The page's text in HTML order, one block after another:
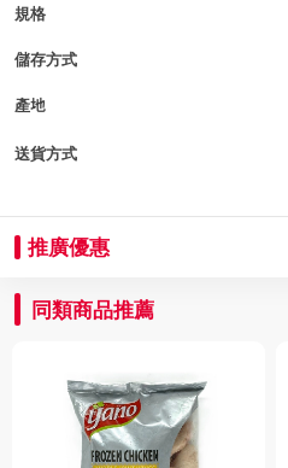
規格
儲存方式
產地
送貨方式
推廣優惠
同類商品推薦